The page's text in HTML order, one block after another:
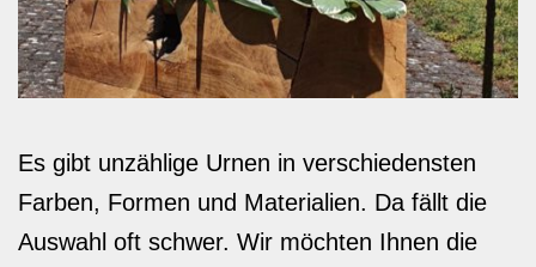
Es gibt unzählige Urnen in verschiedensten
Farben, Formen und Materialien. Da fällt die
Auswahl oft schwer. Wir möchten Ihnen die